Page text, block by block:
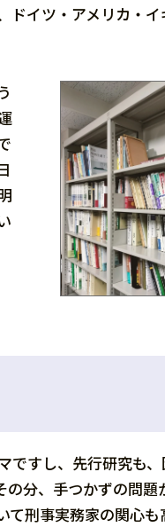
ドイツ・アメリカ・
ですし、先行研究も
分、手つかずの問題
刑事実務家の関心も